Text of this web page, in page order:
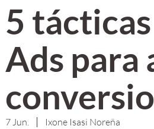
5
Ads para
7 Jun. Ixone Isasi Noreña